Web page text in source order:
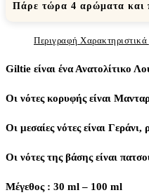
Πάρε τώρα 4 αρώματα και
Περιγραφή Χαρακτηριστικά
Giltie είναι ένα Ανατολίτικο
Οι νότες κορυφής είναι
Oι μεσαίες νότες είναι
Oι νότες της βάσης είναι
Μέγεθος : 30 ml – 100 ml